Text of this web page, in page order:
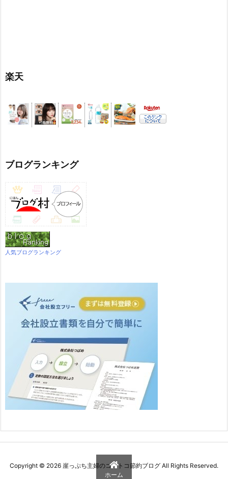
楽天
ブログランキング
人気ブログランキング
Copyright © 2026 崖っぷち主婦のコストコ節約ブログ All Rights Reserved.
ホーム